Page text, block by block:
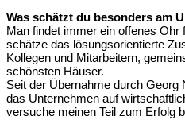
Was schätzt du besonders am
Man findet immer ein offenes
schätze das lösungsorientierte
Kollegen und Mitarbeitern,
schönsten Häuser.
Seit der Übernahme durch
das Unternehmen auf
versuche meinen Teil zum Erfolg